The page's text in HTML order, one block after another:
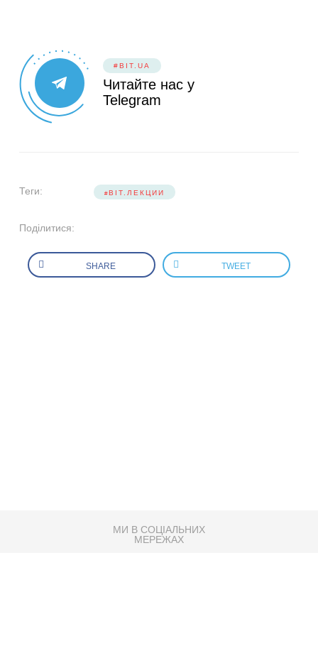
#BIT.UA
Читайте нас у
Telegram
Теги: BIT.ЛЕКЦИИ
Поділитися:
SHARE TWEET
МИ В СОЦІАЛЬНИХ
МЕРЕЖАХ